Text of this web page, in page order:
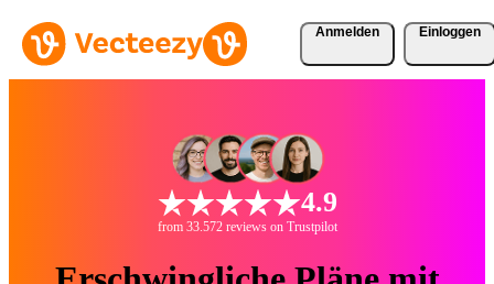
Anmelden Einloggen
4.9
from 33.572 reviews on Trustpilot